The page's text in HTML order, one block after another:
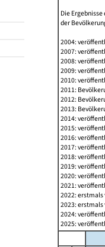
Die
der
2004:
2007:
2008:
2009:
2010:
2011:
2012:
2013:
2014:
2015:
2016:
2017:
2018:
2019:
2020:
2021:
2022:
2023:
2024:
2025: